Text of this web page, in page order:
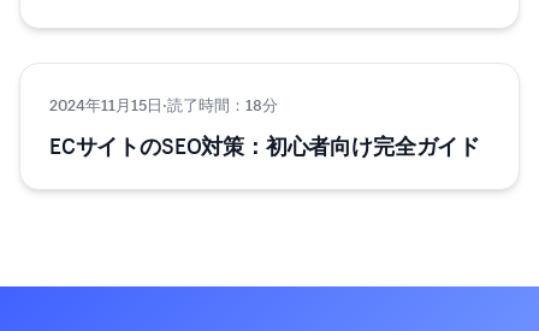
マーケティング
2024年11月15日·読了時間：18分
ECサイトのSEO対策：初心者向け完全ガイド